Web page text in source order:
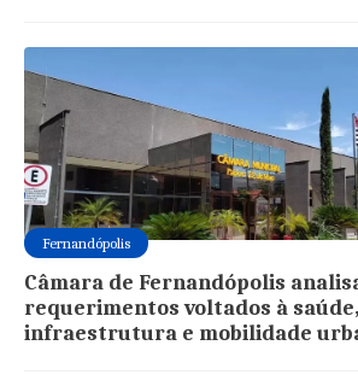
Fernandópolis
Câmara de Fernandópolis
requerimentos voltados à saúde,
infraestrutura e mobilidade